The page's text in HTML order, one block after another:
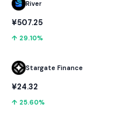
River
¥507.25
↑ 29.10%
Stargate Finance
¥24.32
↑ 25.60%